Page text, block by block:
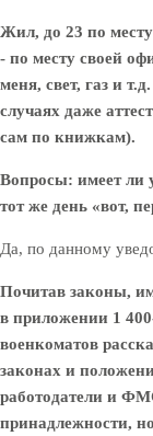
Жил, до 23 по
- по месту своей
меня, свет, газ и
случаях даже
сам по книжкам).
Вопросы: имеет ли
тот же день «вот,
Да, по данному
Почитав законы,
в приложении 1
военкоматов
законах и
работодатели и
принадлежности,